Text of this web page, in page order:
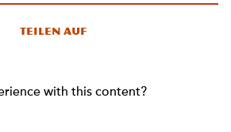
Teilen auf